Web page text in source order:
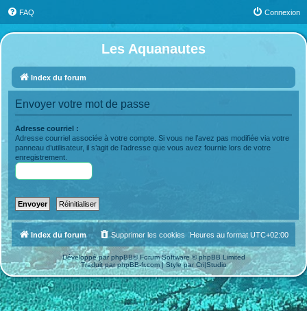
FAQ Connexion
Les Aquanautes
Index du forum
Envoyer votre mot de passe
Adresse courriel :
Adresse courriel associée à votre compte. Si vous ne l’avez pas modifiée via votre
panneau d’utilisateur, il s’agit de l’adresse que vous avez fournie lors de votre
enregistrement.
Index du forum Heures au format UTC+02:00
Supprimer les cookies
Développé parphpBB® Forum Software © phpBB Limited
Traduit parphpBB-fr.com| Style parCri|Studio